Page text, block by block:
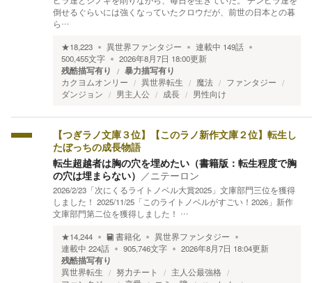
倒せるぐらいには強くなっていたクロウだが、前世の日本との暮
ら…
★18,223 異世界ファンタジー 連載中 149話
500,455文字 2026年8月7日 18:00更新
残酷描写有り 暴力描写有り
カクヨムオンリー 異世界転生 魔法
ファンタジー
ダンジョン
男主人公 成長 男性向け
【つぎラノ文庫３位】【このラノ新作文庫２位】転生し
たぼっちの成長物語
転生超越者は胸の穴を埋めたい（書籍版：転生程度で胸
の穴は埋まらない） ／ニテーロン
2026/2/23「次にくるライトノベル大賞2025」文庫部門三位を獲得
しました！ 2025/11/25「このライトノベルがすごい！2026」新作
文庫部門第二位を獲得しました！ …
★14,244 書籍化
異世界ファンタジー
連載中 224話 905,746文字 2026年8月7日 18:04更新
残酷描写有り
異世界転生 努力チート
主人公最強格